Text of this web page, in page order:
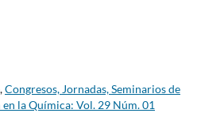
Congresos, Jornadas, Seminarios de
en la Química: Vol. 29 Núm. 01